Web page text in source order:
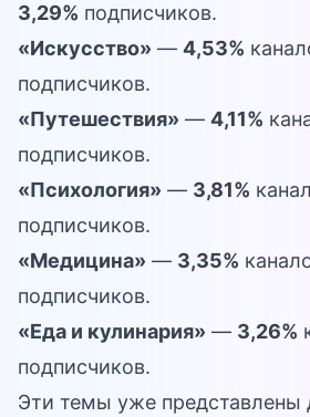
3,29% подписчиков.
«Искусство» — 4,53%
подписчиков.
«Путешествия» — 4,11%
подписчиков.
«Психология» — 3,81%
подписчиков.
«Медицина» — 3,35%
подписчиков.
«Еда и кулинария» — 3,26%
подписчиков.
Эти темы уже представлены